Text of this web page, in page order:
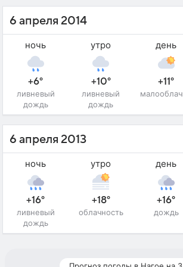
6 апреля 2014
ночь
+6°
ливневый
дождь
утро
+10°
ливневый
дождь
день
+11°
6 апреля 2013
ночь
+16°
ливневый
дождь
утро
+18°
облачность
день
+16°
дождь